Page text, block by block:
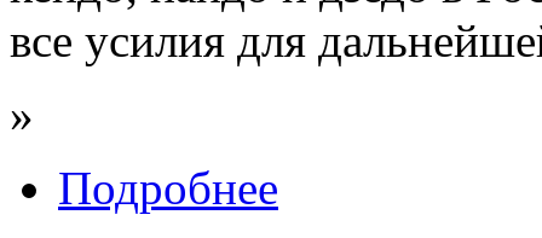
все усилия для
»
Подробнее